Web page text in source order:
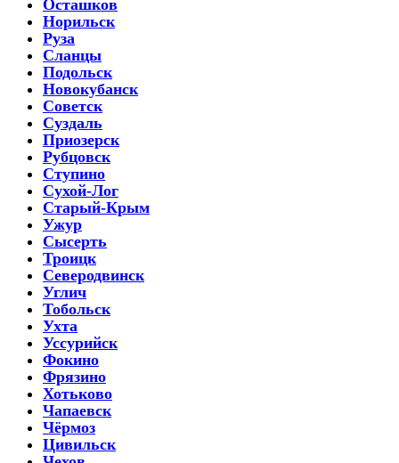
Осташков
Норильск
Руза
Сланцы
Подольск
Новокубанск
Советск
Суздаль
Приозерск
Рубцовск
Ступино
Сухой-Лог
Старый-Крым
Ужур
Сысерть
Троицк
Северодвинск
Углич
Тобольск
Ухта
Уссурийск
Фокино
Фрязино
Хотьково
Чапаевск
Чёрмоз
Цивильск